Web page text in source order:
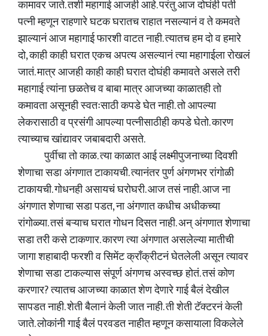
कामावर जाते. तशी महागाई आजही आहे. परंतु आज दोघंही पती
पत्नी म्हणून राहणारे घटक घरातच राहात नसल्यानं व ते कमवते
झाल्यानं आज महागाई फारशी वाटत नाही. त्यातच हम दो व हमारे
दो, काही काही घरात एकच अपत्य असल्यानं त्या महागाईला रोखलं
जातं. मात्र आजही काही काही घरात दोघंही कमावते असले तरी
महागाई त्यांना छळतेच व बाबा मात्र आजच्या काळातही तो
कमावता असूनही स्वतःसाठी कपडे घेत नाही. तो आपल्या
लेकरासाठी व प्रसंगी आपल्या पत्नीसाठीही कपडे घेतो. कारण
त्याच्याच खांद्यावर जबाबदारी असते.
पुर्वीचा तो काळ. त्या काळात आई लक्ष्मीपुजनाच्या दिवशी
शेणाचा सडा अंगणात टाकायची. त्यानंतर पुर्ण अंगणभर रांगोळी
टाकायची. गोधनही असायचं घरोघरी. आज तसं नाही. आज ना
अंगणात शेणाचा सडा पडत, ना अंगणात कधीच अधीकच्या
रांगोळ्या. तसं बऱ्याच घरात गोधन दिसत नाही. अन् अंगणात शेणाचा
सडा तरी कसे टाकणार. कारण त्या अंगणात असलेल्या मातीची
जागा शहाबादी फरशी व सिमेंट क्रॉंक्रीटनं घेतलेली असून त्यावर
शेणाचा सडा टाकल्यास संपूर्ण अंगणच अस्वच्छ होतं. तसं कोण
करणार? त्यातच आजच्या काळात शेण देणारे गाई बैलं देखील
सापडत नाही. शेती बैलानं केली जात नाही. ती शेती टॅक्टरनं केली
जाते. लोकांनी गाई बैलं परवडत नाहीत म्हणून कसायाला विकलेले